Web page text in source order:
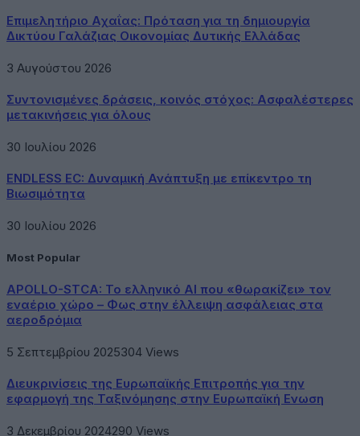
Επιμελητήριο Αχαΐας: Πρόταση για τη δημιουργία
Δικτύου Γαλάζιας Οικονομίας Δυτικής Ελλάδας
3 Αυγούστου 2026
Συντονισμένες δράσεις, κοινός στόχος: Ασφαλέστερες
μετακινήσεις για όλους
30 Ιουλίου 2026
ENDLESS EC: Δυναμική Ανάπτυξη με επίκεντρο τη
Βιωσιμότητα
30 Ιουλίου 2026
Most Popular
APOLLO-STCA: Το ελληνικό AI που «θωρακίζει» τον
εναέριο χώρο – Φως στην έλλειψη ασφάλειας στα
αεροδρόμια
5 Σεπτεμβρίου 2025304 Views
Διευκρινίσεις της Ευρωπαϊκής Επιτροπής για την
εφαρμογή της Ταξινόμησης στην Ευρωπαϊκή Ενωση
3 Δεκεμβρίου 2024290 Views